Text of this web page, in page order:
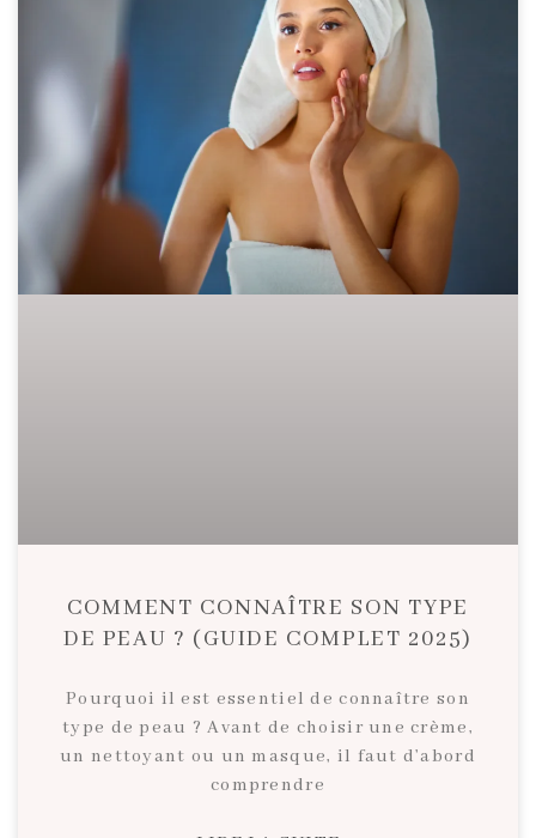
COMMENT CONNAÎTRE SON TYPE
DE PEAU ? (GUIDE COMPLET 2025)
Pourquoi il est essentiel de connaître son
type de peau ? Avant de choisir une crème,
un nettoyant ou un masque, il faut d’abord
comprendre